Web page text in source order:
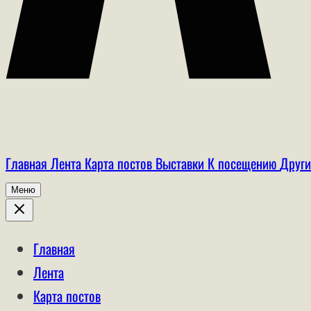
Главная Лента Карта постов Выставки К посещению
Меню
Главная
Лента
Карта постов